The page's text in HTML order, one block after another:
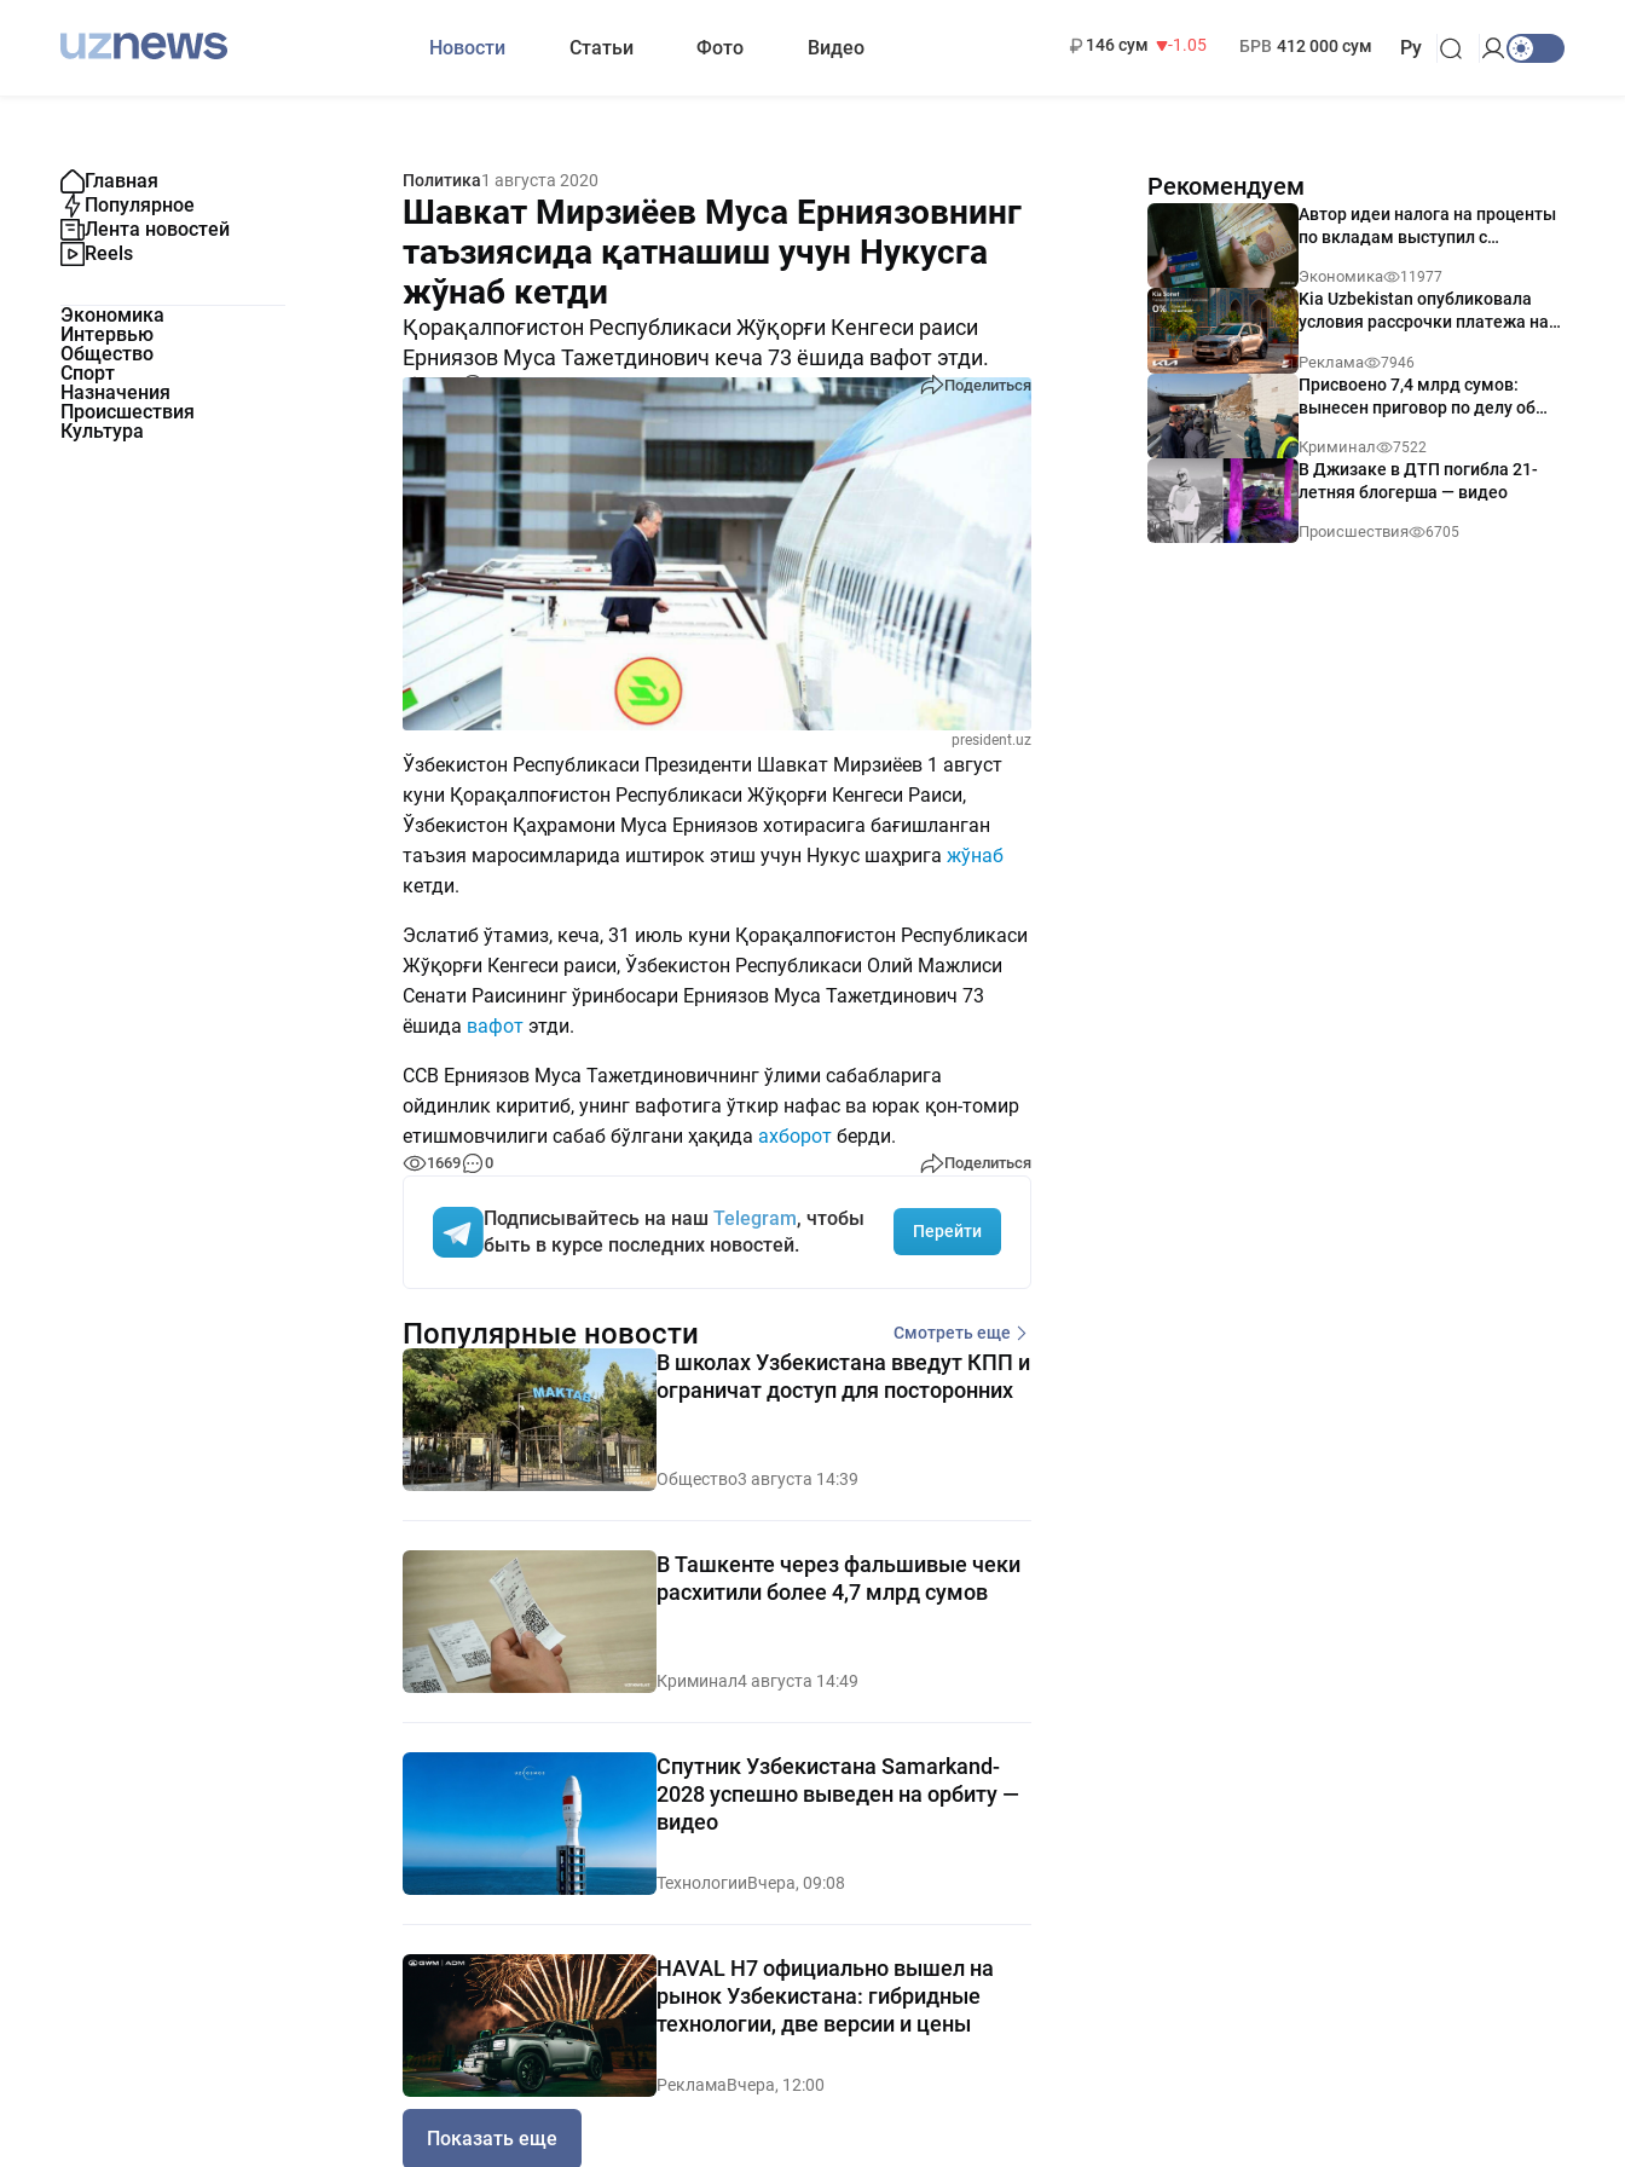
Новости Статьи Фото Видео
146 сум
-1.05
БРВ 412 000 сум Ру
Главная
Популярное
Лента новостей
Reels
Экономика
Интервью
Общество
Спорт
Назначения
Происшествия
Культура
Политика1 августа 2020
Шавкат Мирзиёев Муса Ерниязовнинг
таъзиясида қатнашиш учун Нукусга
жўнаб кетди
Қорақалпоғистон Республикаси Жўқорғи Кенгеси раиси
Ерниязов Муса Тажетдинович кеча 73 ёшида вафот этди.
1669 Поделиться
president.uz
Ўзбекистон Республикаси Президенти Шавкат Мирзиёев 1 август
куни Қорақалпоғистон Республикаси Жўқорғи Кенгеси Раиси,
Ўзбекистон Қаҳрамони Муса Ерниязов хотирасига бағишланган
таъзия маросимларида иштирок этиш учун Нукус шаҳрига жўнаб
кетди.
Эслатиб ўтамиз, кеча, 31 июль куни Қорақалпоғистон Республикаси
Жўқорғи Кенгеси раиси, Ўзбекистон Республикаси Олий Мажлиси
Сенати Раисининг ўринбосари Ерниязов Муса Тажетдинович 73
ёшида вафот этди.
ССВ Ерниязов Муса Тажетдиновичнинг ўлими сабабларига
ойдинлик киритиб, унинг вафотига ўткир нафас ва юрак қон-томир
етишмовчилиги сабаб бўлгани ҳақида ахборот берди.
1669 0 Поделиться
Подписывайтесь на наш Telegram, чтобы
быть в курсе последних новостей.
Перейти
Рекомендуем
Автор идеи налога на проценты
по вкладам выступил с
Экономика 11977
Kia Uzbekistan опубликовала
условия рассрочки платежа на
годовых
Реклама 7946
Присвоено 7,4 млрд сумов:
вынесен приговор по делу об
Ташкенте
Криминал 7522
В Джизаке в ДТП погибла 21-
летняя блогерша — видео
Происшествия 6705
Популярные новости Смотреть еще
В школах Узбекистана введут КПП и
ограничат доступ для посторонних
Общество3 августа 14:39
В Ташкенте через фальшивые чеки
расхитили более 4,7 млрд сумов
Криминал4 августа 14:49
Спутник Узбекистана Samarkand-
2028 успешно выведен на орбиту —
видео
ТехнологииВчера, 09:08
HAVAL H7 официально вышел на
рынок Узбекистана: гибридные
технологии, две версии и цены
РекламаВчера, 12:00
Показать еще